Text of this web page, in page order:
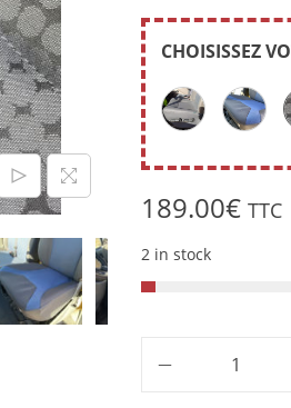
CHOISISSEZ
189.00€ TTC
2 in stock